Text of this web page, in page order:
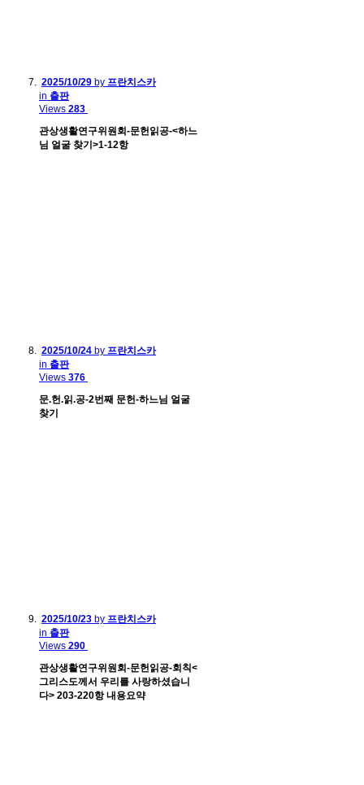
2025/10/29 by 프란치스카
in 출판
Views 283
관상생활연구위원회-문헌읽공-<하느
님 얼굴 찾기>1-12항
2025/10/24 by 프란치스카
in 출판
Views 376
문.헌.읽.공-2번째 문헌-하느님 얼굴
찾기
2025/10/23 by 프란치스카
in 출판
Views 290
관상생활연구위원회-문헌읽공-회칙<
그리스도께서 우리를 사랑하셨습니
다> 203-220항 내용요약